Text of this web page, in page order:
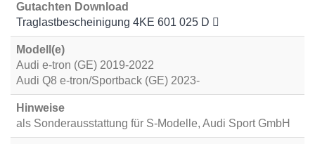
Gutachten Download
Traglastbescheinigung 4KE 601 025 D
Modell(e)
Audi e-tron (GE) 2019-2022
Audi Q8 e-tron/Sportback (GE) 2023-
Hinweise
als Sonderausstattung für S-Modelle, Audi Sport GmbH